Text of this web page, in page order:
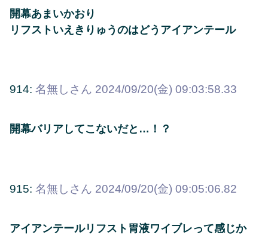
開幕あまいかおり
リフストいえきりゅうのはどうアイアンテール
914: 名無しさん 2024/09/20(金) 09:03:58.33
開幕バリアしてこないだと…！？
915: 名無しさん 2024/09/20(金) 09:05:06.82
アイアンテールリフスト胃液ワイブレって感じか